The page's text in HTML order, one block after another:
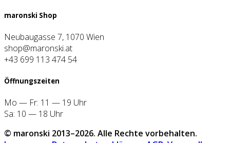
maron­ski Shop
Neubaugasse 7, 1070 Wien
shop@maronski.at
+43 699 113 474 54
Öff­nungs­zei­ten
Mo — Fr: 11 — 19 Uhr
Sa: 10 — 18 Uhr
© maron­ski 2013–2026. Alle Rech­te vor­be­hal­ten.